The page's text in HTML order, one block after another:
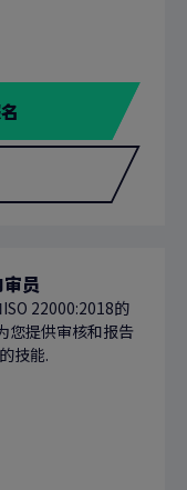
员
22000:2018的
您提供审核和报告
技能.